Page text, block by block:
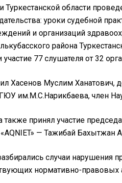
области
уроки судебной
и организаций
района
77 слушателя от 32
Хасенов Муслим Ханатович,
им.М.С.Нарикбаева, член
также принял участие
— Тажибай Бахытжан
случаи
нормативно-правовых